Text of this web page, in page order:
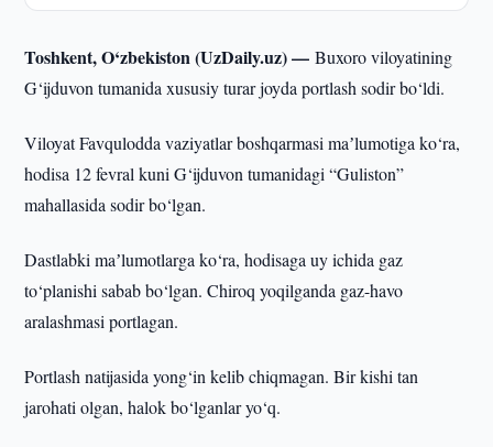
Toshkent, O‘zbekiston (UzDaily.uz) —Buxoro viloyatining
G‘ijduvon tumanida xususiy turar joyda portlash sodir bo‘ldi.
Viloyat Favqulodda vaziyatlar boshqarmasi maʼlumotiga ko‘ra,
hodisa 12 fevral kuni G‘ijduvon tumanidagi “Guliston”
mahallasida sodir bo‘lgan.
Dastlabki maʼlumotlarga ko‘ra, hodisaga uy ichida gaz
to‘planishi sabab bo‘lgan. Chiroq yoqilganda gaz-havo
aralashmasi portlagan.
Portlash natijasida yong‘in kelib chiqmagan. Bir kishi tan
jarohati olgan, halok bo‘lganlar yo‘q.